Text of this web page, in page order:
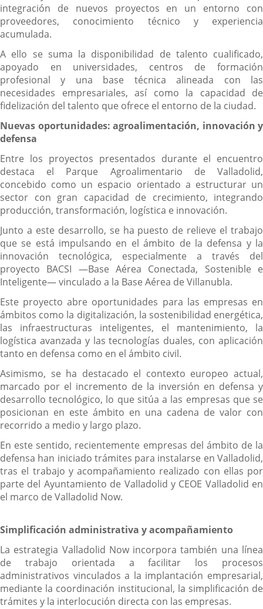
integración de nuevos proyectos en un entorno con
proveedores, conocimiento técnico y experiencia
acumulada.
A ello se suma la disponibilidad de talento cualificado,
apoyado en universidades, centros de formación
profesional y una base técnica alineada con las
necesidades empresariales, así como la capacidad de
fidelización del talento que ofrece el entorno de la ciudad.
Nuevas oportunidades: agroalimentación, innovación y
defensa
Entre los proyectos presentados durante el encuentro
destaca el Parque Agroalimentario de Valladolid,
concebido como un espacio orientado a estructurar un
sector con gran capacidad de crecimiento, integrando
producción, transformación, logística e innovación.
Junto a este desarrollo, se ha puesto de relieve el trabajo
que se está impulsando en el ámbito de la defensa y la
innovación tecnológica, especialmente a través del
proyecto BACSI —Base Aérea Conectada, Sostenible e
Inteligente— vinculado a la Base Aérea de Villanubla.
Este proyecto abre oportunidades para las empresas en
ámbitos como la digitalización, la sostenibilidad energética,
las infraestructuras inteligentes, el mantenimiento, la
logística avanzada y las tecnologías duales, con aplicación
tanto en defensa como en el ámbito civil.
Asimismo, se ha destacado el contexto europeo actual,
marcado por el incremento de la inversión en defensa y
desarrollo tecnológico, lo que sitúa a las empresas que se
posicionan en este ámbito en una cadena de valor con
recorrido a medio y largo plazo.
En este sentido, recientemente empresas del ámbito de la
defensa han iniciado trámites para instalarse en Valladolid,
tras el trabajo y acompañamiento realizado con ellas por
parte del Ayuntamiento de Valladolid y CEOE Valladolid en
el marco de Valladolid Now.
Simplificación administrativa y acompañamiento
La estrategia Valladolid Now incorpora también una línea
de trabajo orientada a facilitar los procesos
administrativos vinculados a la implantación empresarial,
mediante la coordinación institucional, la simplificación de
trámites y la interlocución directa con las empresas.